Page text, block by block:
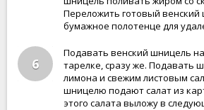
Переложить готовый венский
бумажное полотенце для
6
Подавать венский шницель
тарелке, сразу же. Подавать
лимона и свежим листовым
шницелю подают салат из
этого салата выложу в